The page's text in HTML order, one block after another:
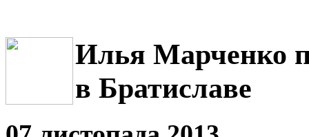
Илья Марченко
в Братиславе